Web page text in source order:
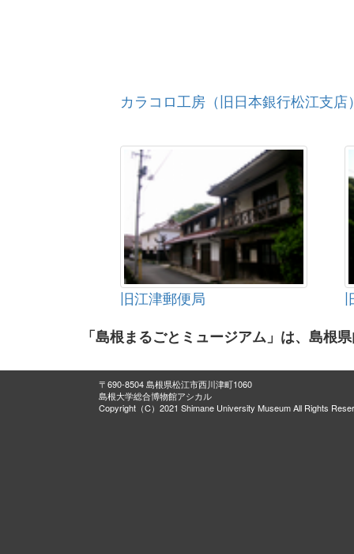
カラコロ工房（旧日本銀行松江支店
旧江津郵便局
「島根まるごとミュージアム」は、島根
〒690-8504 島根県松江市西川津町1060
島根大学総合博物館アシカル
Copyright（C）2021 Shimane University Museum All Rights